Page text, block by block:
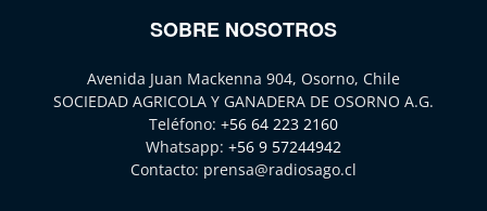
SOBRE NOSOTROS
Avenida Juan Mackenna 904, Osorno, Chile
SOCIEDAD AGRICOLA Y GANADERA DE OSORNO A.G.
Teléfono: +56 64 223 2160
Whatsapp: +56 9 57244942
Contacto: prensa@radiosago.cl